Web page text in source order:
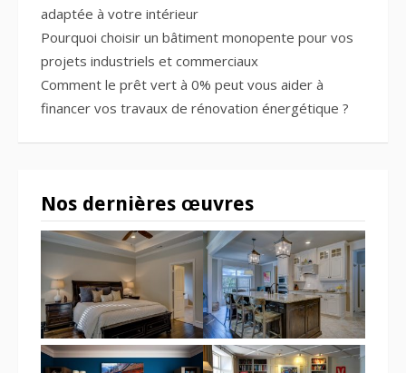
adaptée à votre intérieur
Pourquoi choisir un bâtiment monopente pour vos
projets industriels et commerciaux
Comment le prêt vert à 0% peut vous aider à
financer vos travaux de rénovation énergétique ?
Nos dernières œuvres